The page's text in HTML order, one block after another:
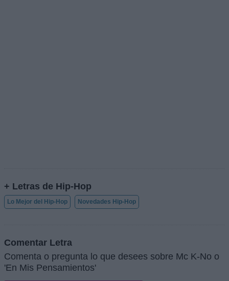
+ Letras de Hip-Hop
Lo Mejor del Hip-Hop Novedades Hip-Hop
Comentar Letra
Comenta o pregunta lo que desees sobre Mc K-No o
'En Mis Pensamientos'